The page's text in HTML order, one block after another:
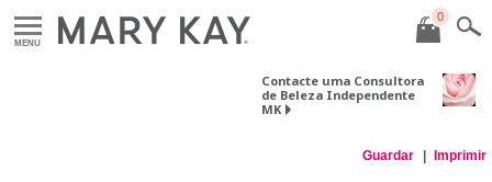
MENU
0
Contacte uma Consultora
de Beleza Independente
MK
Guardar Imprimir